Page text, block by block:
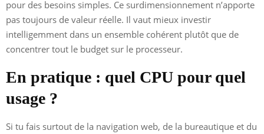
pour des besoins simples. Ce surdimensionnement n’apporte
pas toujours de valeur réelle. Il vaut mieux investir
intelligemment dans un ensemble cohérent plutôt que de
concentrer tout le budget sur le processeur.
En pratique : quel CPU pour quel
usage ?
Si tu fais surtout de la navigation web, de la bureautique et du